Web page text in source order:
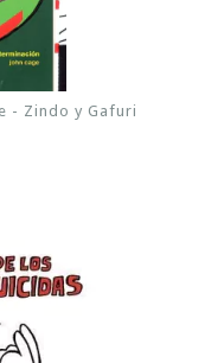
- Zindo y Gafuri